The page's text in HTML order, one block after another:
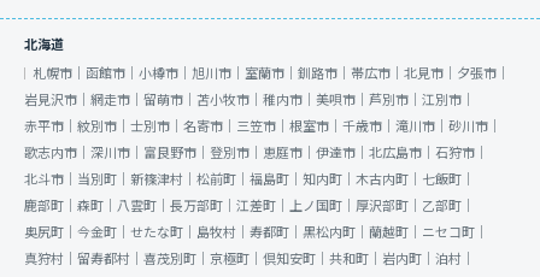
北海道
札幌市｜ 函館市｜ 小樽市｜ 旭川市｜ 室蘭市｜ 釧路市｜ 帯広市｜ 北見市｜ 夕張市｜
岩見沢市｜ 網走市｜ 留萌市｜ 苫小牧市｜ 稚内市｜ 美唄市｜ 芦別市｜ 江別市｜
赤平市｜ 紋別市｜ 士別市｜ 名寄市｜ 三笠市｜ 根室市｜ 千歳市｜ 滝川市｜ 砂川市｜
歌志内市｜ 深川市｜ 富良野市｜ 登別市｜ 恵庭市｜ 伊達市｜ 北広島市｜ 石狩市｜
北斗市｜ 当別町｜ 新篠津村｜ 松前町｜ 福島町｜ 知内町｜ 木古内町｜ 七飯町｜
鹿部町｜ 森町｜ 八雲町｜ 長万部町｜ 江差町｜ 上ノ国町｜ 厚沢部町｜ 乙部町｜
奥尻町｜ 今金町｜ せたな町｜ 島牧村｜ 寿都町｜ 黒松内町｜ 蘭越町｜ ニセコ町｜
真狩村｜ 留寿都村｜ 喜茂別町｜ 京極町｜ 倶知安町｜ 共和町｜ 岩内町｜ 泊村｜